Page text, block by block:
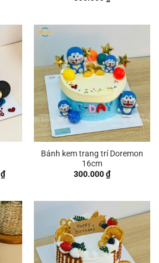
₫Khoảng
giá:
đến
380.000 ₫
Bánh kem trang trí Doremon
16cm
300.000₫